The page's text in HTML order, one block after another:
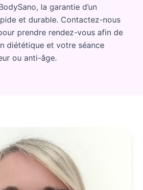
la garantie d’un
et durable. Contactez-nous
prendre rendez-vous afin de
diététique et votre séance
ou anti-âge.